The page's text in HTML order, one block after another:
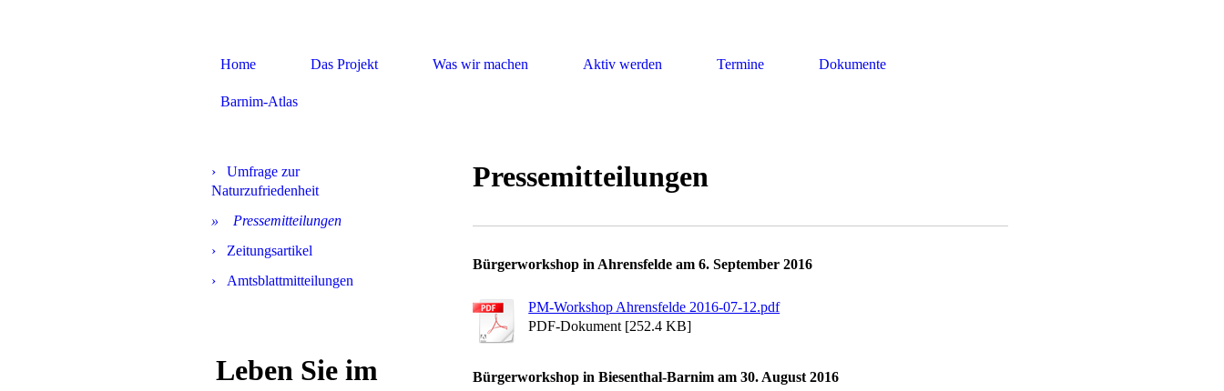
BARnim im Wandel
Anpass.BAR
Home Das Projekt Was wir machen Aktiv werden Termine Dokumente
Barnim-Atlas
Pressemitteilungen
Bürgerworkshop in Ahrensfelde am 6. September 2016
PM-Workshop Ahrensfelde 2016-07-12.pdf
PDF-Dokument [252.4 KB]
Bürgerworkshop in Biesenthal-Barnim am 30. August 2016
Umfrage zur
Naturzufriedenheit
Pressemitteilungen
Zeitungsartikel
Amtsblattmitteilungen
Leben Sie im